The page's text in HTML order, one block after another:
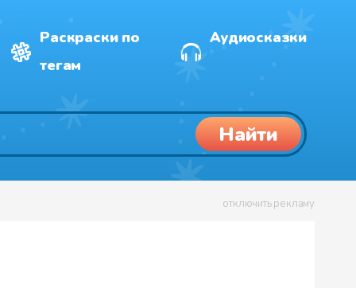
Раскраски по
тегам
Аудиосказки
Найти
отключить рекламу